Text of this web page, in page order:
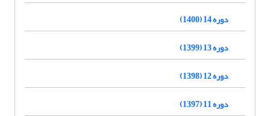
دوره 14 (1400)
دوره 13 (1399)
دوره 12 (1398)
دوره 11 (1397)